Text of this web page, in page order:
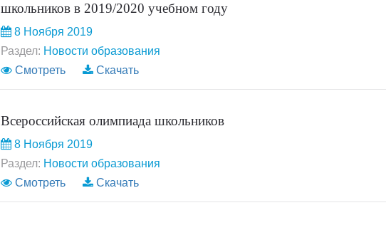
школьников в 2019/2020 учебном году
8 Ноября 2019
Раздел: Новости образования
Смотреть
Скачать
Всероссийская олимпиада школьников
8 Ноября 2019
Раздел: Новости образования
Смотреть
Скачать